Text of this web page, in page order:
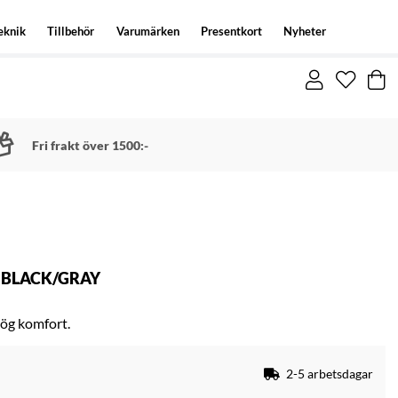
Tillbehör Varumärken Presentkort Nyheter
Fri frakt över 1500:-
GRAY
komfort.
2-5 arbetsdagar